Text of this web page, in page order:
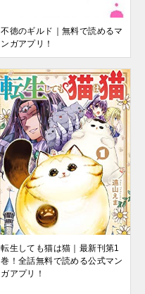
不徳のギルド｜無料で読めるマ
ンガアプリ！
転生しても猫は猫｜最新刊第1
巻！全話無料で読める公式マン
ガアプリ！